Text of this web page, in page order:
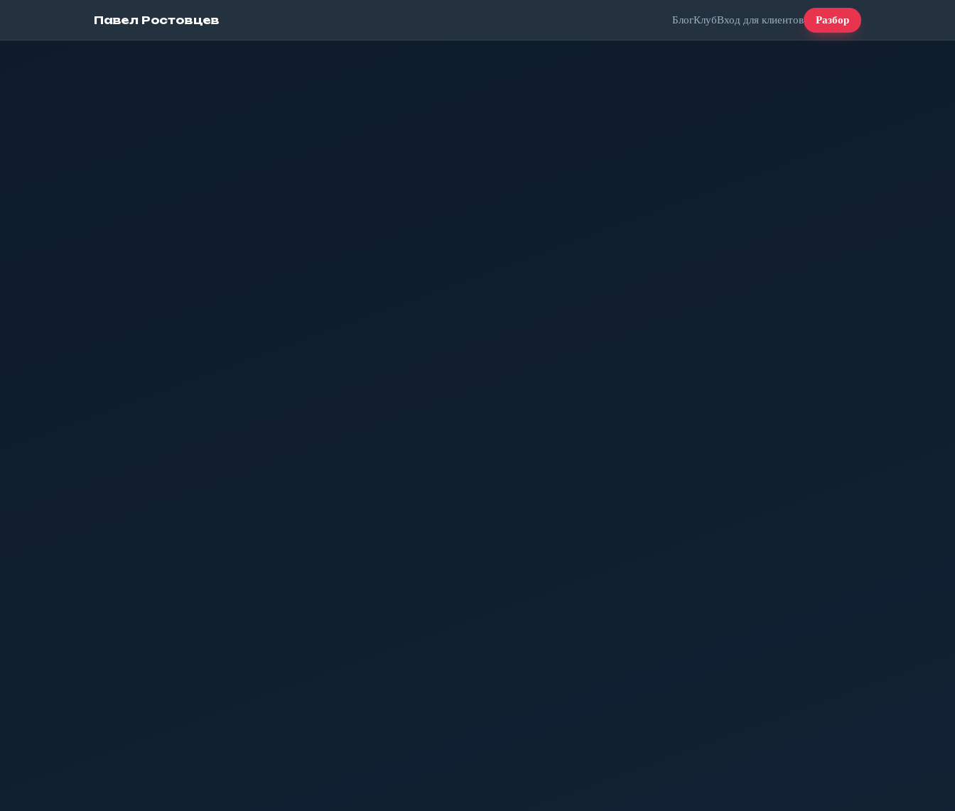
Павел Ростовцев БлогКлубВход для клиентов Разбор